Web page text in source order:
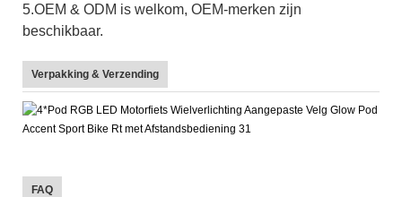
5.OEM & ODM is welkom, OEM-merken zijn
beschikbaar.
Verpakking & Verzending
FAQ